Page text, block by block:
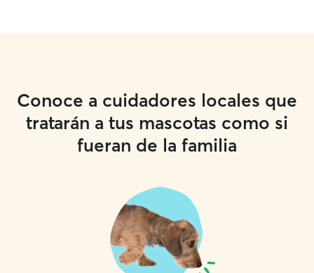
Conoce a cuidadores locales que
tratarán a tus mascotas como si
fueran de la familia